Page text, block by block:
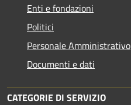
Enti e fondazioni
Politici
Personale Amministrativo
Documenti e dati
CATEGORIE DI SERVIZIO